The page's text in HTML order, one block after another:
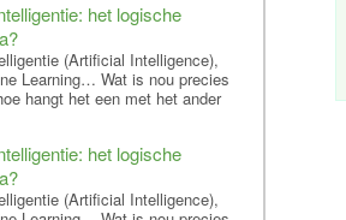
het logische
(Artificial Intelligence),
Learning… Wat is nou precies
hangt het een met het ander
het logische
(Artificial Intelligence),